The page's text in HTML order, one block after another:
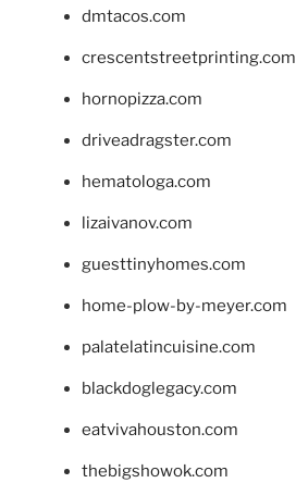
dmtacos.com
crescentstreetprinting.com
hornopizza.com
driveadragster.com
hematologa.com
lizaivanov.com
guesttinyhomes.com
home-plow-by-meyer.com
palatelatincuisine.com
blackdoglegacy.com
eatvivahouston.com
thebigshowok.com